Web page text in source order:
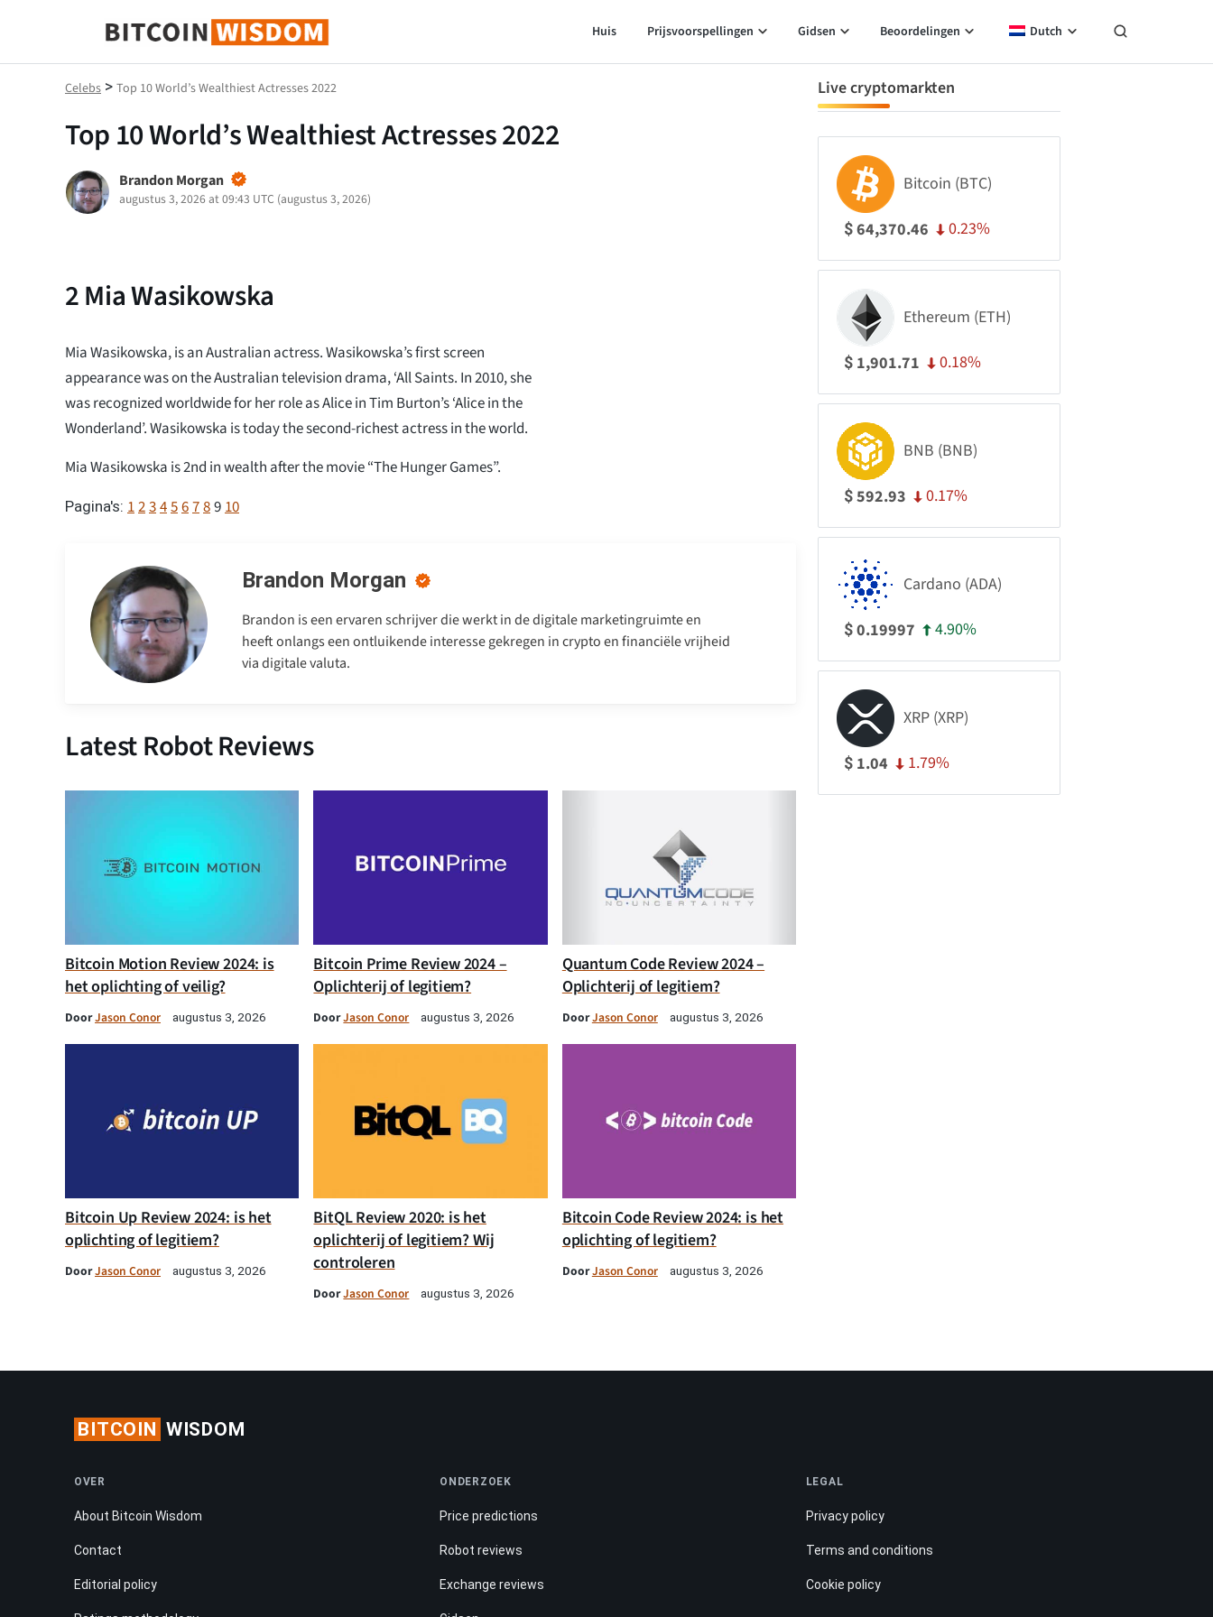
Bitcoin-wijsheid
Huis Prijsvoorspellingen Gidsen Beoordelingen Dutch
Celebs > Top 10 World’s Wealthiest Actresses 2022
Top 10 World’s Wealthiest Actresses 2022
Brandon Morgan
augustus 3, 2026 at 09:43 UTC (augustus 3, 2026)
2Mia Wasikowska
Mia Wasikowska, is an Australian actress. Wasikowska’s first screen
appearance was on the Australian television drama, ‘All Saints. In 2010, she
was recognized worldwide for her role as Alice in Tim Burton’s ‘Alice in the
Wonderland’. Wasikowska is today the second-richest actress in the world.
Mia Wasikowska is 2nd in wealth after the movie “The Hunger Games”.
Pagina's: 12345678910
Brandon Morgan
Brandon is een ervaren schrijver die werkt in de digitale marketingruimte en
heeft onlangs een ontluikende interesse gekregen in crypto en financiële vrijheid
via digitale valuta.
Latest Robot Reviews
Bitcoin Motion Review 2024: is
het oplichting of veilig?
DoorJason Conor augustus 3, 2026
Bitcoin Prime Review 2024 –
Oplichterij of legitiem?
DoorJason Conor augustus 3, 2026
Quantum Code Review 2024 –
Oplichterij of legitiem?
DoorJason Conor augustus 3, 2026
Bitcoin Up Review 2024: is het
oplichting of legitiem?
DoorJason Conor augustus 3, 2026
BitQL Review 2020: is het
oplichterij of legitiem? Wij
controleren
DoorJason Conor augustus 3, 2026
Bitcoin Code Review 2024: is het
oplichting of legitiem?
DoorJason Conor augustus 3, 2026
Live cryptomarkten
Bitcoin (BTC)
$64,370.46 0.23%
Ethereum (ETH)
$ 1,901.71 0.18%
BNB (BNB)
$592.93 0.17%
Cardano (ADA)
$0.19997 4.90%
XRP (XRP)
$ 1.04 1.79%
BITCOIN WISDOM
OVER
About Bitcoin Wisdom
Contact
Editorial policy
ONDERZOEK
Price predictions
Robot reviews
Exchange reviews
LEGAL
Privacy policy
Terms and conditions
Cookie policy